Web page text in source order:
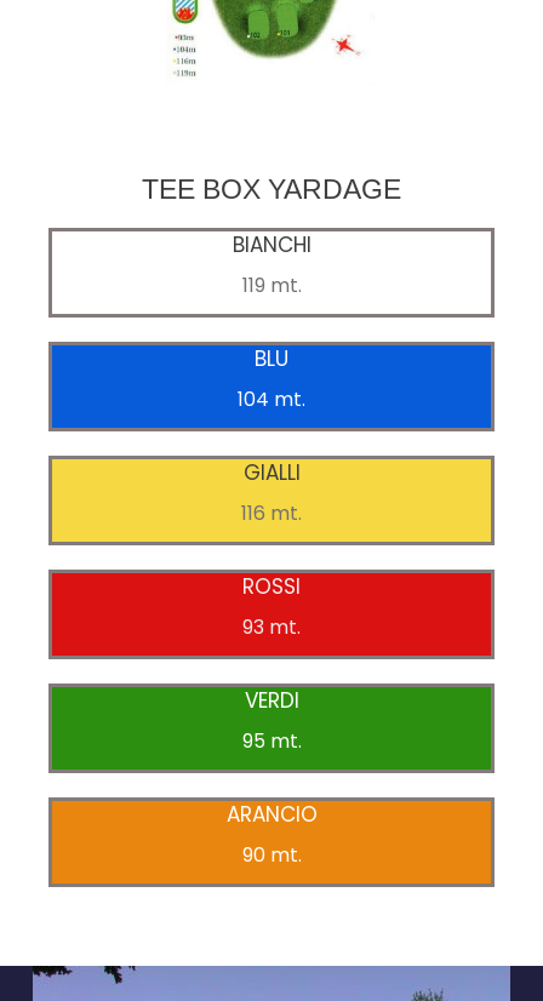
TEE BOX YARDAGE
BIANCHI
119 mt.
BLU
104 mt.
GIALLI
116 mt.
ROSSI
93 mt.
VERDI
95 mt.
ARANCIO
90 mt.